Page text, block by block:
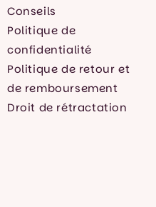
Conseils
Politique de
confidentialité
Politique de retour et
de remboursement
Droit de rétractation